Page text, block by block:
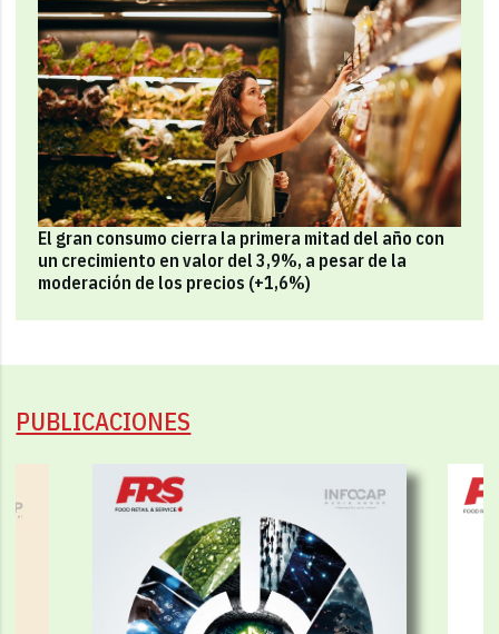
El gran consumo cierra la primera mitad del año con
un crecimiento en valor del 3,9%, a pesar de la
moderación de los precios (+1,6%)
PUBLICACIONES